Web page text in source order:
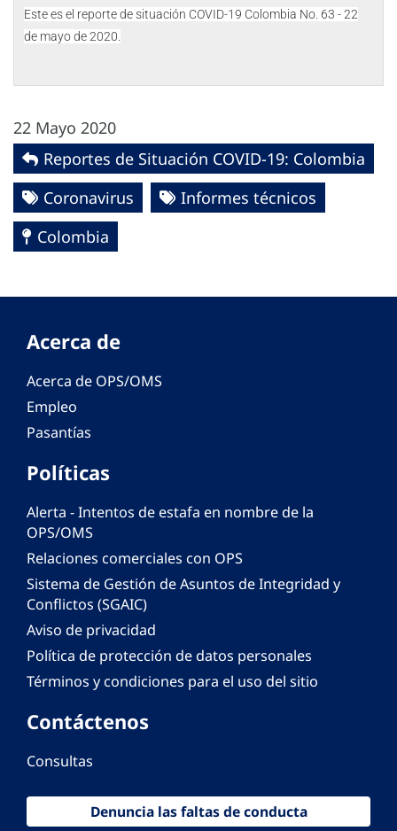
Este es el reporte de situación COVID-19 Colombia No. 63 - 22
de mayo de 2020.
22 Mayo 2020
Reportes de Situación COVID-19: Colombia
Coronavirus
Informes técnicos
Colombia
Acerca de
Acerca de OPS/OMS
Empleo
Pasantías
Políticas
Alerta - Intentos de estafa en nombre de la
OPS/OMS
Relaciones comerciales con OPS
Sistema de Gestión de Asuntos de Integridad y
Conflictos (SGAIC)
Aviso de privacidad
Política de protección de datos personales
Términos y condiciones para el uso del sitio
Contáctenos
Consultas
Denuncia las faltas de conducta